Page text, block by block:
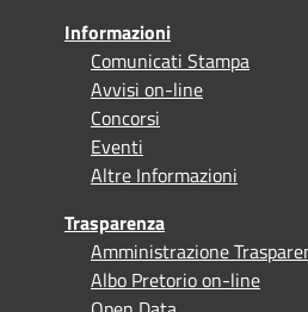
Informazioni
Comunicati Stampa
Avvisi on-line
Concorsi
Eventi
Altre Informazioni
Trasparenza
Amministrazione
Albo Pretorio on-line